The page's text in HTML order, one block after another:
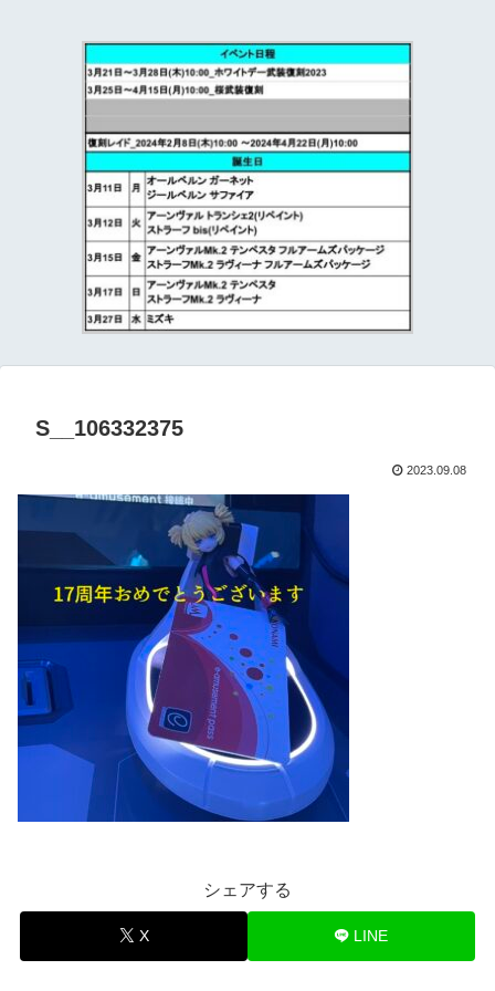
S__106332375
2023.09.08
シェアする
X LINE